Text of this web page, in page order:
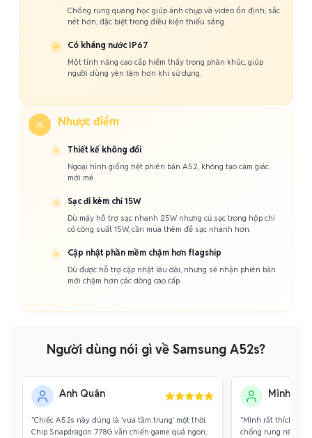
Chống rung quang học giúp ảnh chụp và video ổn định, sắc
nét hơn, đặc biệt trong điều kiện thiếu sáng.
Có kháng nước IP67
Một tính năng cao cấp hiếm thấy trong phân khúc, giúp
người dùng yên tâm hơn khi sử dụng.
Nhược điểm
Thiết kế không đổi
Ngoại hình giống hệt phiên bản A52, không tạo cảm giác
mới mẻ.
Sạc đi kèm chỉ 15W
Dù máy hỗ trợ sạc nhanh 25W nhưng củ sạc trong hộp chỉ
có công suất 15W, cần mua thêm để sạc nhanh hơn.
Cập nhật phần mềm chậm hơn flagship
Dù được hỗ trợ cập nhật lâu dài, nhưng sẽ nhận phiên bản
mới chậm hơn các dòng cao cấp.
Người dùng nói gì về Samsung A52s?
Anh Quân
"Chiếc A52s này đúng là 'vua tầm trung' một thời.
Chip Snapdragon 778G vẫn chiến game quá ngon,
Minh Thư
"Mình rất thích
chống rung nên